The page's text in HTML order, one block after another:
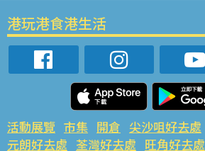
港玩港食港生活
活動展覽 市集 開倉 尖沙咀好去處
元朗好去處 荃灣好去處 旺角好去處